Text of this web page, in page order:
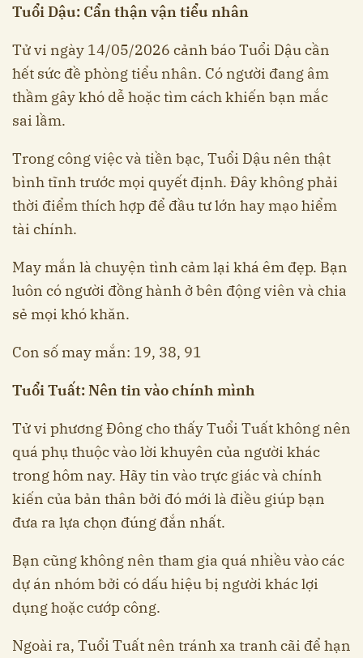
Tuổi Dậu: Cẩn thận vận tiểu nhân
Tử vi ngày 14/05/2026 cảnh báo Tuổi Dậu cần
hết sức đề phòng tiểu nhân. Có người đang âm
thầm gây khó dễ hoặc tìm cách khiến bạn mắc
sai lầm.
Trong công việc và tiền bạc, Tuổi Dậu nên thật
bình tĩnh trước mọi quyết định. Đây không phải
thời điểm thích hợp để đầu tư lớn hay mạo hiểm
tài chính.
May mắn là chuyện tình cảm lại khá êm đẹp. Bạn
luôn có người đồng hành ở bên động viên và chia
sẻ mọi khó khăn.
Con số may mắn: 19, 38, 91
Tuổi Tuất: Nên tin vào chính mình
Tử vi phương Đông cho thấy Tuổi Tuất không nên
quá phụ thuộc vào lời khuyên của người khác
trong hôm nay. Hãy tin vào trực giác và chính
kiến của bản thân bởi đó mới là điều giúp bạn
đưa ra lựa chọn đúng đắn nhất.
Bạn cũng không nên tham gia quá nhiều vào các
dự án nhóm bởi có dấu hiệu bị người khác lợi
dụng hoặc cướp công.
Ngoài ra, Tuổi Tuất nên tránh xa tranh cãi để hạn